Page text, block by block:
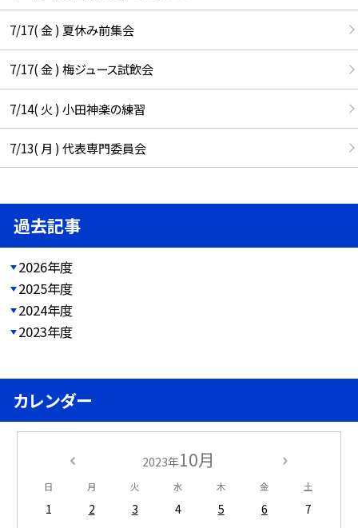
7/17( 金 ) 夏休み前集会
7/17( 金 ) 梅ジュース試飲会
7/14( 火 ) 小田神楽の練習
7/13( 月 ) 代表専門委員会
過去記事
2026年度
2025年度
2024年度
2023年度
カレンダー
2023年10月
日 月 火 水 木 金 土
1 2 3 4 5 6
7